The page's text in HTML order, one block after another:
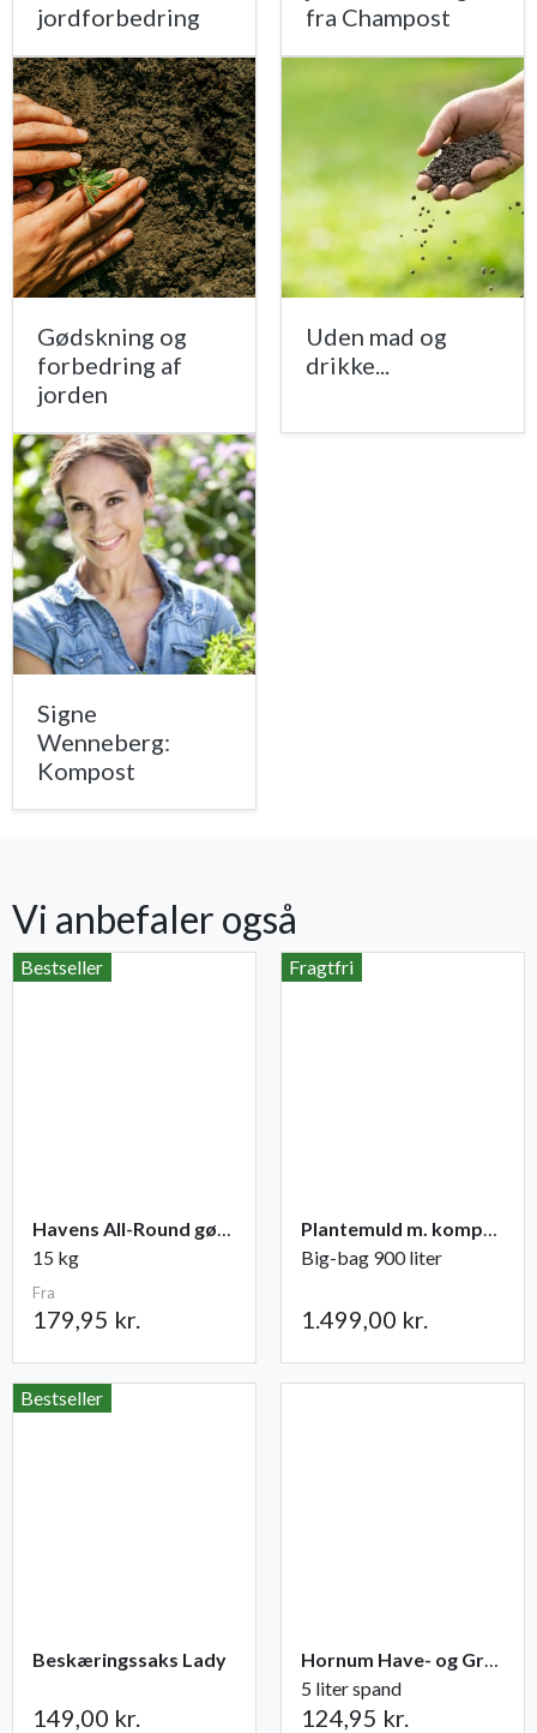
jordforbedring
fra Champost
Gødskning og
forbedring af
jorden
Uden mad og
drikke...
Signe
Wenneberg:
Kompost
Vi anbefaler også
Bestseller
15 kg
Fra
179,95 kr.
Fragtfri
Big-bag 900 liter
1.499,00 kr.
Bestseller
Beskæringssaks Lady
149,00 kr.
5 liter spand
124,95 kr.